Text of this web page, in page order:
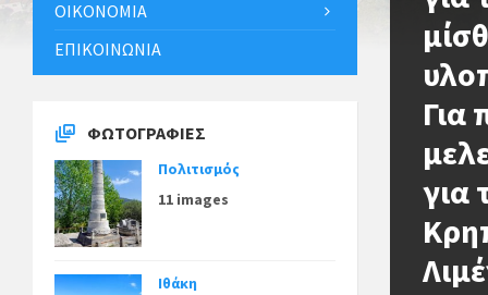
Για
για
ΟΙΚΟΝΟΜΊΑ
ΕΠΙΚΟΙΝΩΝΊΑ
ΦΩΤΟΓΡΑΦΊΕΣ
Πολιτισμός
11 images
Ιθάκη